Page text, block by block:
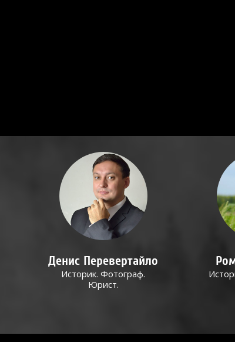
Денис Перевертайло
Историк. Фотограф.
Юрист.